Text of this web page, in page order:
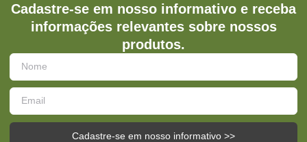
Cadastre-se em nosso informativo e receba
informações relevantes sobre nossos
produtos.
Cadastre-se em nosso informativo >>